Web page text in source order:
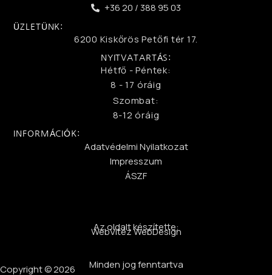
+36 20 / 388 95 03
ÜZLETÜNK:
6200 Kiskőrös Petőfi tér 17.
NYITVATARTÁS:
Hétfő - Péntek:
8 - 17 óráig
Szombat:
8-12 óráig
INFORMÁCIÓK:
Adatvédelmi Nyilatkozat
Impresszum
ÁSZF
Az oldalt készítette:
WebVitéz WebDesign
Minden jog fenntartva
Copyright © 2026